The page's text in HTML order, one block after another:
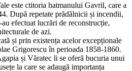
este ctitoria hatmanului Gavril, care a
După repetate prădălnicii și incendii,
efectuat lucrări de reconstrucție,
de azi.
și prin existența acelor excepționale
Grigorescu în perioada 1858-1860.
și Văratec li se oferă bucuria unui
la care se adaugă importanța